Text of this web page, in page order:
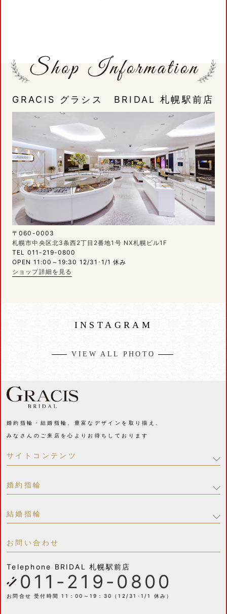
GRACIS グラシス BRIDAL 札幌駅前店
〒060-0003
札幌市中央区北3条西2丁目2番地1号 NX札幌ビル1F
TEL 011-219-0800
OPEN 11:00～19:30 12/31･1/1 休み
ショップ詳細を見る
INSTAGRAM
VIEW ALL PHOTO
婚約指輪・結婚指輪、豊富なデザインを取り揃え、
みなさんのご来店を心よりお待ちしております
サイトコンテンツ
婚約指輪
結婚指輪
お問い合わせ
Telephone BRIDAL 札幌駅前店
011-219-0800
お問合せ 受付時間 11：00～19：30（12/31･1/1 休み）